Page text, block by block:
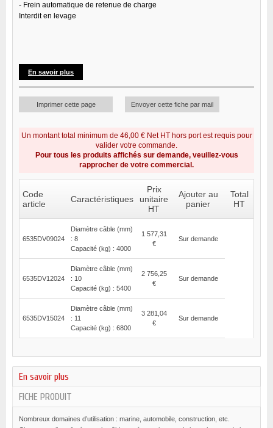
- Frein automatique de retenue de charge
Interdit en levage
En savoir plus
Imprimer cette page Envoyer cette fiche par mail
Un montant total minimum de 46,00 € Net HT hors port est requis pour
valider votre commande.
Pour tous les produits affichés sur demande, veuillez-vous
rapprocher de votre commercial.
Code
article
Caractéristiques
Prix
unitaire
HT
Ajouter au
panier
Total
HT
6535DV09024
Diamètre câble (mm)
: 8
Capacité (kg) : 4000
1 577,31
€
Sur demande
6535DV12024
Diamètre câble (mm)
: 10
Capacité (kg) : 5400
2 756,25
€
Sur demande
6535DV15024
Diamètre câble (mm)
: 11
Capacité (kg) : 6800
3 281,04
€
Sur demande
En savoir plus
FICHE PRODUIT
Nombreux domaines d’utilisation : marine, automobile, construction, etc.